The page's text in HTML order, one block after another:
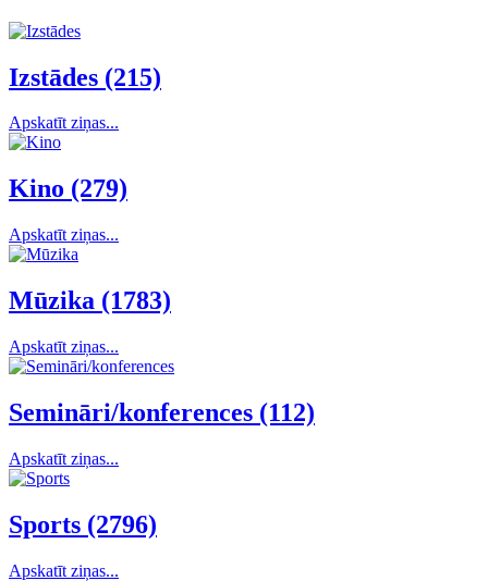
Izstādes (215)
Apskatīt ziņas...
Kino (279)
Apskatīt ziņas...
Mūzika (1783)
Apskatīt ziņas...
Semināri/konferences (112)
Apskatīt ziņas...
Sports (2796)
Apskatīt ziņas...